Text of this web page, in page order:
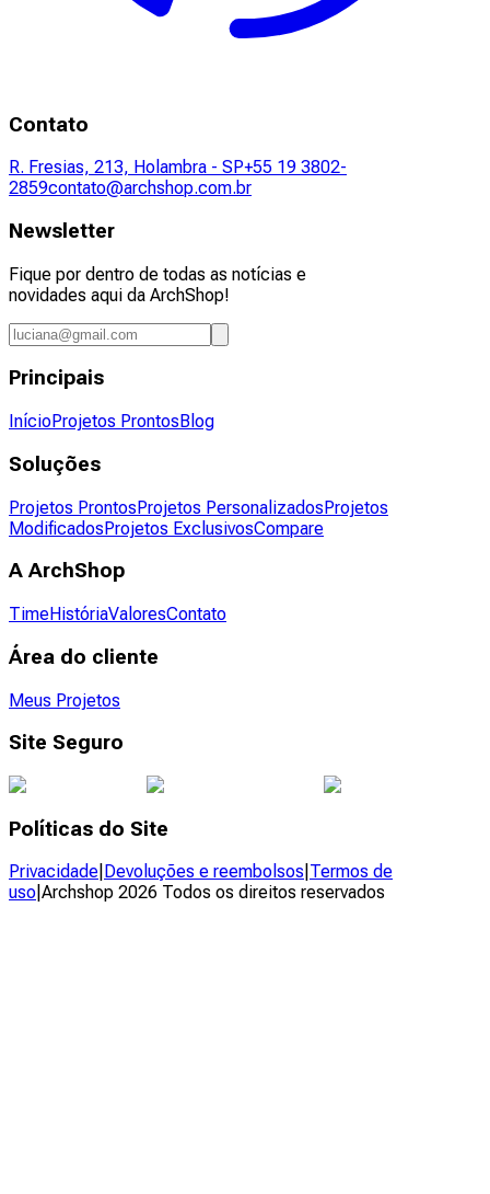
Contato
R. Fresias, 213, Holambra - SP+55 19 3802-
2859contato@archshop.com.br
Newsletter
Fique por dentro de todas as notícias e
novidades aqui da ArchShop!
Principais
InícioProjetos Prontos Blog
Soluções
Projetos ProntosProjetos PersonalizadosProjetos
ModificadosProjetos ExclusivosCompare
A ArchShop
TimeHistóriaValoresContato
Área do cliente
Meus Projetos
Site Seguro
Políticas do Site
Privacidade Devoluções e reembolsos Termos de
uso Archshop 2026 Todos os direitos reservados